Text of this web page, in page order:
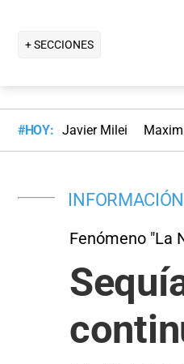
+ SECCIONES
#HOY: Javier Milei
Fenómeno "La